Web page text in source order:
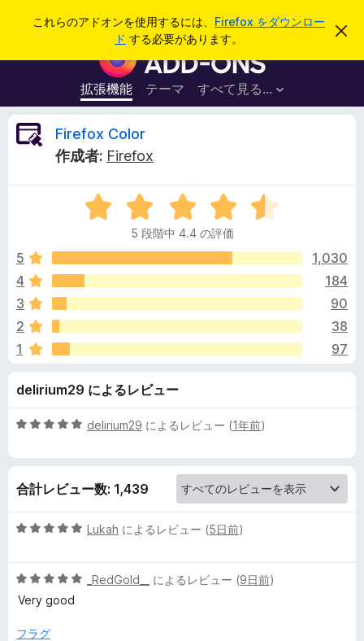
これらのアドオンを使用するには、 Firefox をダウンロー
ド する必要があります。
こ
を
F
i
r
e
ラ
ウ
ザ
ー
ド
オ
ン
拡張機能 テーマ すべて見る...
ログイン
F
e
f
o
x
C
l
o
r
の
Firefox Color
作成者: Firefox
5
段
中
.
の
価
5 段階中 4.4 の評価
5
1,030
4
184
3
90
2
38
1
97
delirium29 によるレビュー
5
5
評
delirium29 によるレビュー (1年前)
合計レビュー数: 1,439
5
中
5
評
Lukah によるレビュー (5日前)
5
段
中
_RedGold__ によるレビュー (9日前)
Very good
フラグ